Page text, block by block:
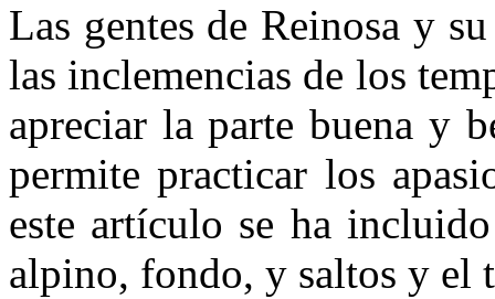
Las gentes de Reinosa y
las inclemencias de los
apreciar la parte buena y
permite practicar los
este artículo se ha
alpino, fondo, y saltos y el